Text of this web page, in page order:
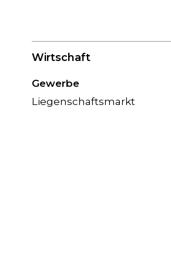
Subnavigation
Wirtschaft
Gewerbe
Liegenschaftsmarkt